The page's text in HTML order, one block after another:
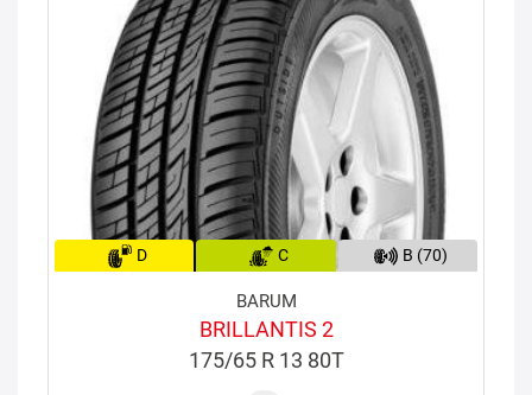
D C B (70)
BARUM
BRILLANTIS 2
175/65 R 13 80T